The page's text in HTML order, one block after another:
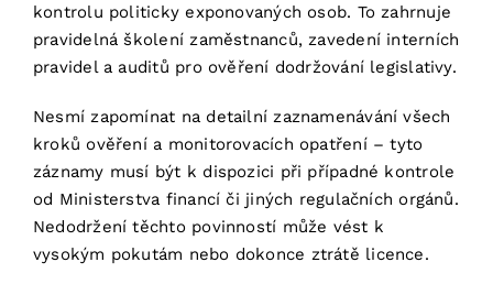
kontrolu politicky exponovaných osob. To zahrnuje
pravidelná školení zaměstnanců, zavedení interních
pravidel a auditů pro ověření dodržování legislativy.
Nesmí zapomínat na detailní zaznamenávání všech
kroků ověření a monitorovacích opatření – tyto
záznamy musí být k dispozici při případné kontrole
od Ministerstva financí či jiných regulačních orgánů.
Nedodržení těchto povinností může vést k
vysokým pokutám nebo dokonce ztrátě licence.